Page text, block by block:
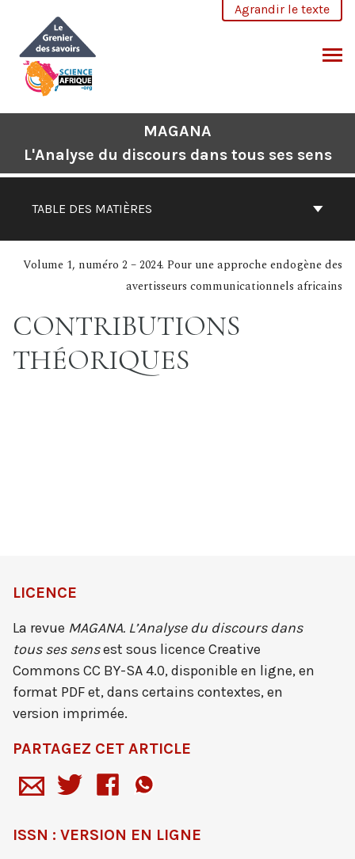
contenu
Agrandir le texte
TABLE DES MATIÈRES
MAGANA
L'Analyse du discours dans tous ses sens
Volume 1, numéro 2 – 2024. Pour une approche endogène des
avertisseurs communicationnels africains
CONTRIBUTIONS
THÉORIQUES
LICENCE
La revue MAGANA. L’Analyse du discours dans
tous ses sensest sous licence Creative
Commons CC BY-SA 4.0, disponible en ligne, en
format PDF et, dans certains contextes, en
version imprimée.
PARTAGEZ CET ARTICLE
ISSN : VERSION EN LIGNE